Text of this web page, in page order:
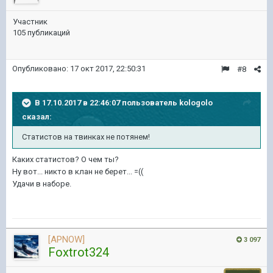
Участник
105 публикаций
#8
Опубликовано: 17 окт 2017, 22:50:31
В 17.10.2017 в 22:46:07 пользователь kologolo
сказал:
Статистов на твинках не потянем!
Каких статистов? О чем ты?
Ну вот... никто в клан не берет... =((
Удачи в наборе.
3 097
[APNOW]
Foxtrot324